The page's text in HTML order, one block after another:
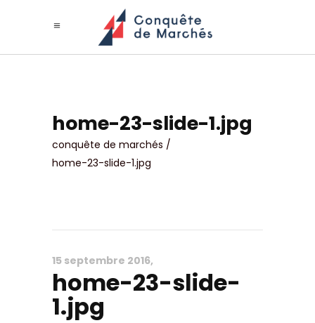
home-23-slide-1.jpg
conquête de marchés /
home-23-slide-1.jpg
15 septembre 2016
home-23-slide-
1.jpg